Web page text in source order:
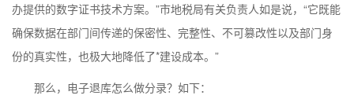
办提供的数字证书技术方案。”市地税局有关负责人如是说，“它既能
确保数据在部门间传递的保密性、完整性、不可篡改性以及部门身
份的真实性，也极大地降低了*建设成本。”
那么，电子退库怎么做分录？如下：